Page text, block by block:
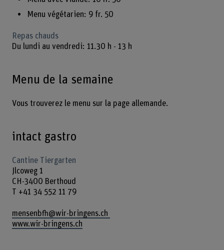
Menu végétarien: 9 fr. 50
Repas chauds
Du lundi au vendredi: 11.30 h - 13 h
Menu de la semaine
Vous trouverez le menu sur la page allemande.
intact gastro
Cantine Tiergarten
Jlcoweg 1
CH-3400 Berthoud
T +41 34 552 11 79
mensenbfh@wir-bringens.ch
www.wir-bringens.ch